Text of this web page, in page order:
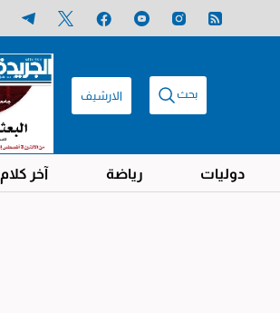
بحث الارشيف
دوليات رياضة آخر كلام